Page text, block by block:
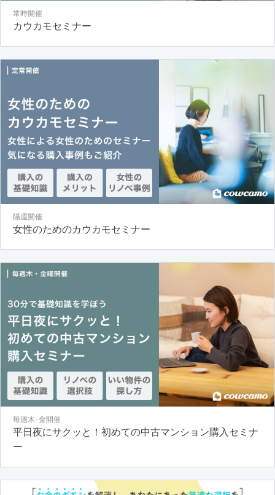
常時開催
カウカモセミナー
隔週開催
女性のためのカウカモセミナー
毎週木･金開催
平日夜にサクッと！初めての中古マンション購入セミナ
ー